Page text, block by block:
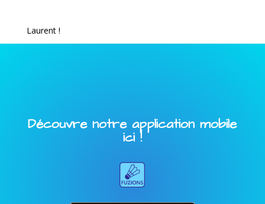
Laurent !
Découvre notre application mobile
ici !